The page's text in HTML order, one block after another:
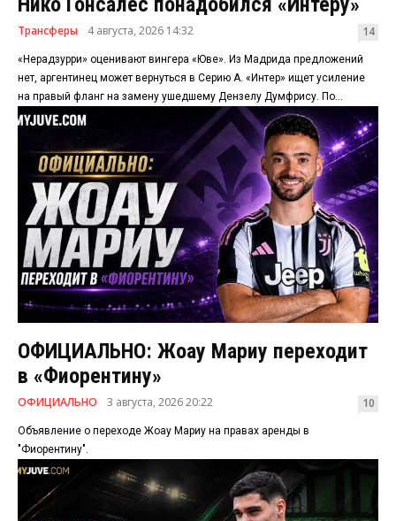
Трансферы 4 августа, 2026 14:32 14
«Нерадзурри» оценивают вингера «Юве». Из Мадрида предложений
нет, аргентинец может вернуться в Серию А. «Интер» ищет усиление
на правый фланг на замену ушедшему Дензелу Думфрису. По...
ОФИЦИАЛЬНО: Жоау Мариу переходит
в «Фиорентину»
ОФИЦИАЛЬНО 3 августа, 2026 20:22 10
Объявление о переходе Жоау Мариу на правах аренды в
"Фиорентину".